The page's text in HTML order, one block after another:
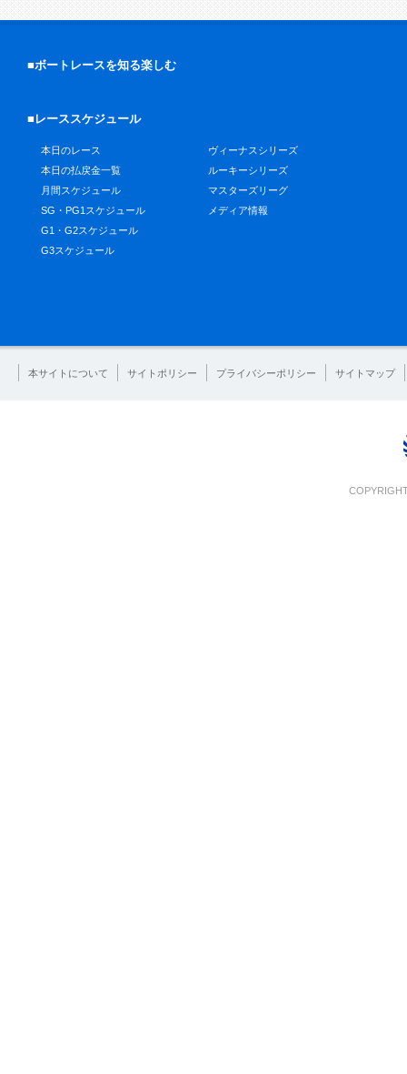
■ボートレースを知る楽しむ
■レーススケジュール
本日のレース
本日の払戻金一覧
月間スケジュール
SG・PG1スケジュール
G1・G2スケジュール
G3スケジュール
ヴィーナスシリーズ
ルーキーシリーズ
マスターズリーグ
メディア情報
本サイトについて サイトポリシー プライバシーポリシー サイトマップ